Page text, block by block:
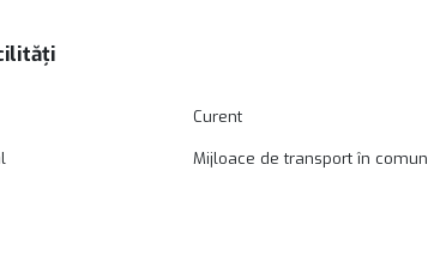
Curent
Mijloace de transport în comun